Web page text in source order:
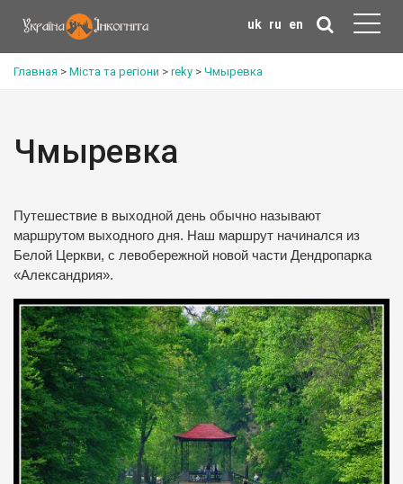
uk ru en
Главная > Міста та регіони > reky > Чмыревка
Чмыревка
Путешествие в выходной день обычно называют
маршрутом выходного дня. Наш маршрут начинался из
Белой Церкви, с левобережной новой части Дендропарка
«Александрия».